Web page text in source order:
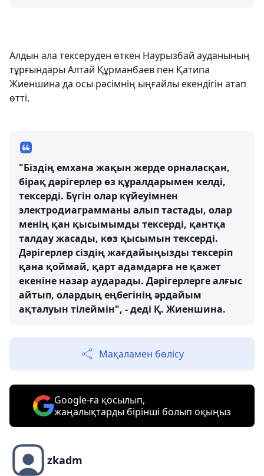
Алдын ала тексеруден өткен Наурызбай ауданының
тұрғындары Алтай Құрманбаев пен Қатипа
Жиеншина да осы рәсімнің ыңғайлы екендігін атап
өтті.
"Біздің емхана жақын жерде орналасқан,
бірақ дәрігерлер өз құралдарымен келді,
тексерді. Бүгін олар күйеуімнен
электродиаграмманы алып тастады, олар
менің қан қысымымды тексерді, қантқа
талдау жасады, көз қысымын тексерді.
Дәрігерлер сіздің жағдайыңызды тексеріп
қана қоймай, қарт адамдарға не қажет
екеніне назар аударады. Дәрігерлерге алғыс
айтып, олардың еңбегінің әрдайым
ақталуын тілеймін", - деді Қ. Жиеншина.
Мақаламен бөлісу
Google-ға қосылып,
жаңалықтарды бірінші болып оқыңыз
zkadm